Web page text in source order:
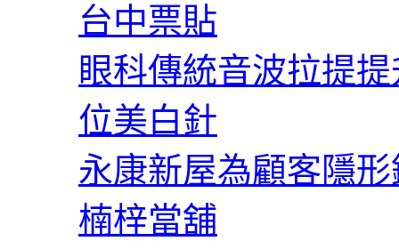
台中票貼
眼科傳統音波拉提
位美白針
永康新屋為顧客隱
楠梓當舖